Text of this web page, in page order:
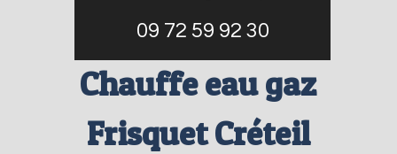
09 72 59 92 30
Chauffe eau gaz
Frisquet Créteil